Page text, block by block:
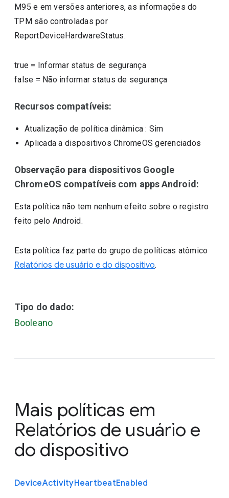
M95 e em versões anteriores, as informações do
TPM são controladas por
ReportDeviceHardwareStatus.
true = Informar status de segurança
false = Não informar status de segurança
Recursos compatíveis:
Atualização de política dinâmica : Sim
Aplicada a dispositivos ChromeOS gerenciados
Observação para dispositivos Google
ChromeOS compatíveis com apps Android:
Esta política não tem nenhum efeito sobre o registro
feito pelo Android.
Esta política faz parte do grupo de políticas atômico
Relatórios de usuário e do dispositivo.
Tipo do dado:
Booleano
Mais políticas em
Relatórios de usuário e
do dispositivo
DeviceActivityHeartbeatEnabled